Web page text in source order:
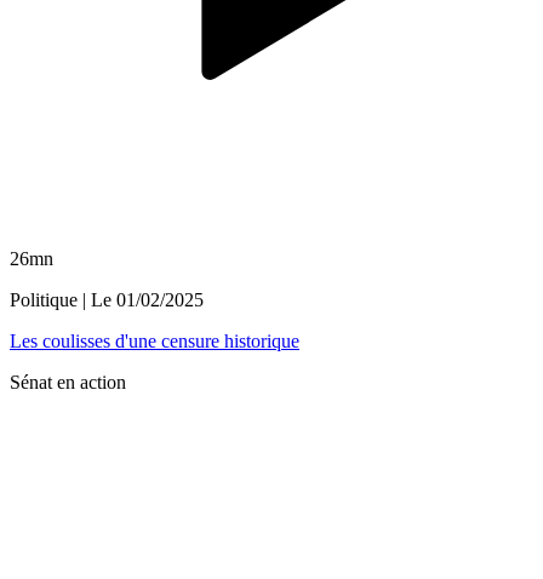
26mn
Politique | Le 01/02/2025
Les coulisses d'une censure historique
Sénat en action